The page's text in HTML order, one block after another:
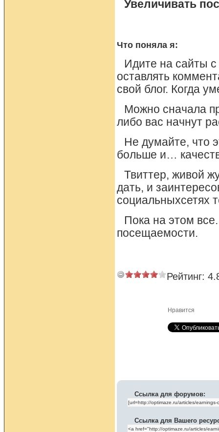
Увеличивать
Что поняла я:
Идите на сайты
оставлять
свой блог. Когда
Можно сначала
либо вас начнут
Не думайте, что
больше и…
Твиттер, живой
дать, и
социальныхсетях
Пока на этом
посещаемости.
Рейтинг:
Нравится
Ссылка для форумов:
Ссылка для Вашего